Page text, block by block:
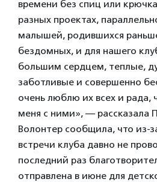
времени без спиц или
разных проектах,
малышей, родившихся
бездомных, и для нашего
большим сердцем, теплые,
заботливые и совершенно
очень люблю их всех и рада,
меня с ними», — рассказала
Волонтер сообщила, что из-
встречи клуба давно не
последний раз
отправлена в июне для